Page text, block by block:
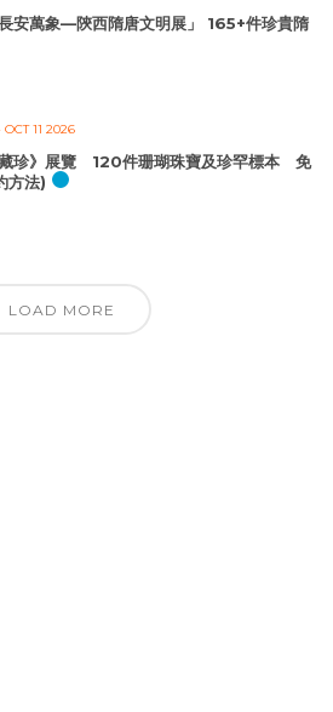
安萬象—陝西隋唐文明展」 165+件珍貴隋
OCT 11 2026
珍》展覽 120件珊瑚珠寶及珍罕標本 免
方法)
LOAD MORE